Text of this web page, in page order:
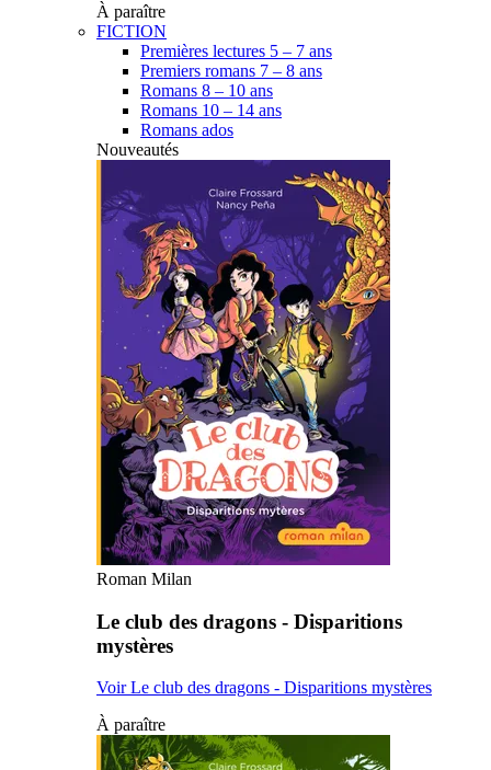
À paraître
FICTION
Premières lectures 5 – 7 ans
Premiers romans 7 – 8 ans
Romans 8 – 10 ans
Romans 10 – 14 ans
Romans ados
Nouveautés
Roman Milan
Le club des dragons - Disparitions
mystères
Voir Le club des dragons - Disparitions mystères
À paraître